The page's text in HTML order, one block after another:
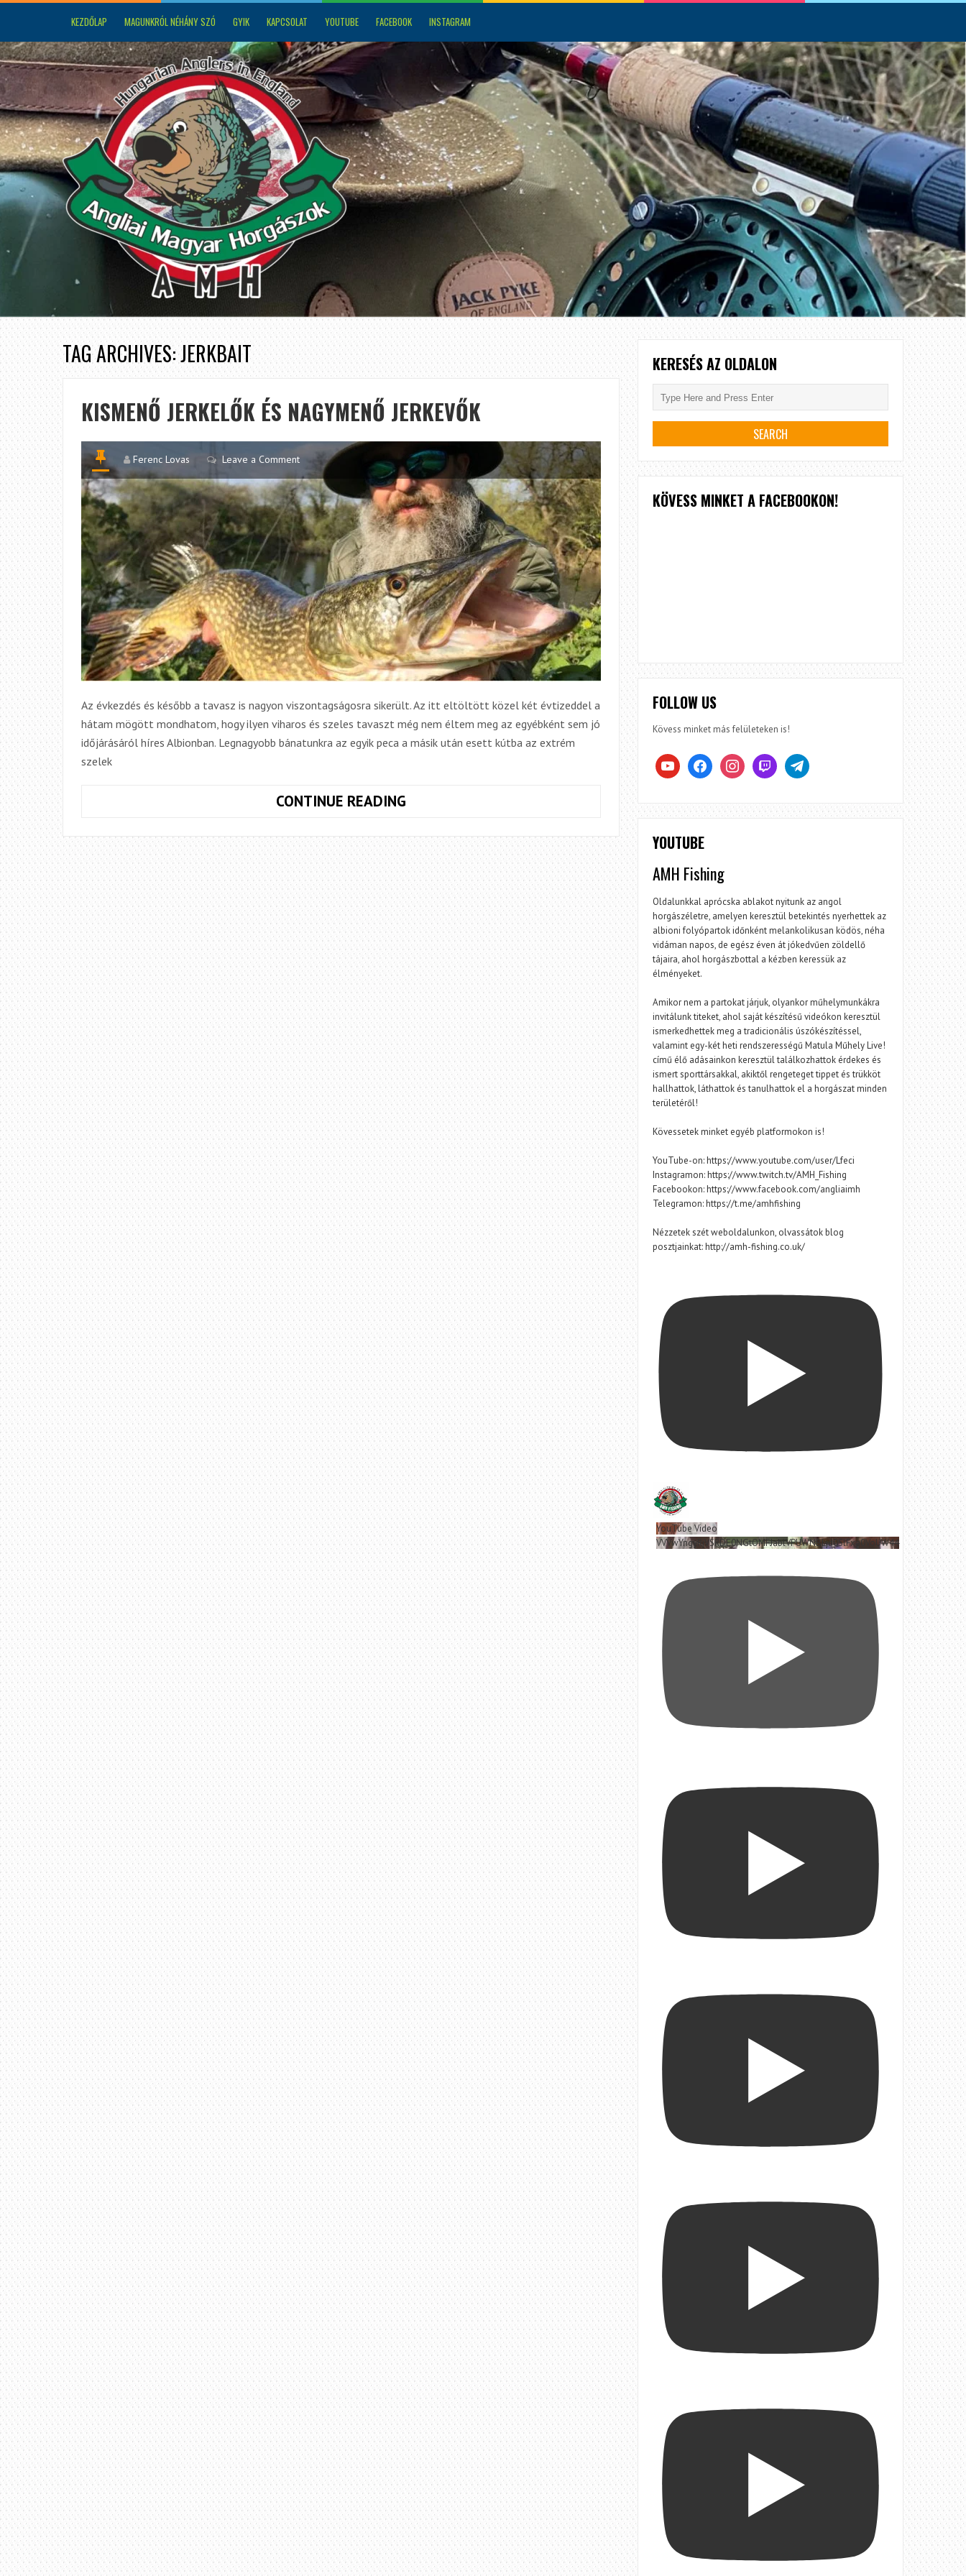
KEZDŐLAP MAGUNKRÓL NÉHÁNY SZÓ GYIK KAPCSOLAT YOUTUBE FACEBOOK INSTAGRAM
TAG ARCHIVES: JERKBAIT
KISMENŐ JERKELŐK ÉS NAGYMENŐ JERKEVŐK
Ferenc Lovas Leave a Comment
Az évkezdés és később a tavasz is nagyon viszontagságosra sikerült. Az itt eltöltött közel két évtizeddel a
hátam mögött mondhatom, hogy ilyen viharos és szeles tavaszt még nem éltem meg az egyébként sem jó
időjárásáról híres Albionban. Legnagyobb bánatunkra az egyik peca a másik után esett kútba az extrém
szelek
CONTINUE READINGKISMENŐ
ÉS
NAGYMENŐ
JERKEVŐK
KERESÉS AZ OLDALON
KÖVESS MINKET A FACEBOOKON!
FOLLOW US
Kövess minket más felületeken is!
youtubefacebookinstagramtwitch telegram
YOUTUBE
AMH Fishing
Oldalunkkal aprócska ablakot nyitunk az angol
horgászéletre, amelyen keresztül betekintés nyerhettek az
albioni folyópartok időnként melankolikusan ködös, néha
vidáman napos, de egész éven át jókedvűen zöldellő
tájaira, ahol horgászbottal a kézben keressük az
élményeket.
Amikor nem a partokat járjuk, olyankor műhelymunkákra
invitálunk titeket, ahol saját készítésű videókon keresztül
ismerkedhettek meg a tradicionális úszókészítéssel,
valamint egy-két heti rendszerességű Matula Műhely Live!
című élő adásainkon keresztül találkozhattok érdekes és
ismert sporttársakkal, akiktől rengeteget tippet és trükköt
hallhattok, láthattok és tanulhattok el a horgászat minden
területéről!
Kövessetek minket egyéb platformokon is!
YouTube-on: https://www.youtube.com/user/Lfeci
Instagramon: https://www.twitch.tv/AMH_Fishing
Facebookon: https://www.facebook.com/angliaimh
Telegramon: https://t.me/amhfishing
Nézzetek szét weboldalunkon, olvassátok blog
posztjainkat: http://amh-fishing.co.uk/
YouTube Video
VVVwYngyRjVSRDE0NGtOMFJablVPUWNBLjd0SlFxa0VoUW44